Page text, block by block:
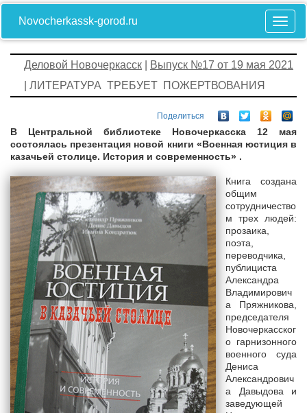
Novocherkassk-gorod.ru
Деловой Новочеркасск
Выпуск №17 от 19 мая 2021
| ЛИТЕРАТУРА ТРЕБУЕТ ПОЖЕРТВОВАНИЯ
Поделиться
В Центральной библиотеке Новочеркасска 12 мая
состоялась презентация новой книги «Военная юстиция в
казачьей столице. История и современность» .
Книга создана
общим
сотрудничество
м трех людей:
прозаика,
поэта,
переводчика,
публициста
Александра
Владимирович
а Пряжникова,
председателя
Новочеркасског
о гарнизонного
военного суда
Дениса
Александрович
а Давыдова и
заведующей